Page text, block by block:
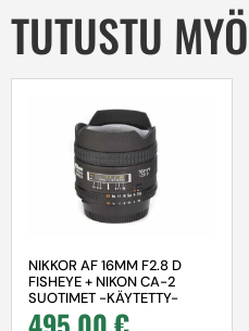
TUTUSTU
NIKKOR AF 16MM F2.8 D
FISHEYE + NIKON CA-2
SUOTIMET -KÄYTETTY-